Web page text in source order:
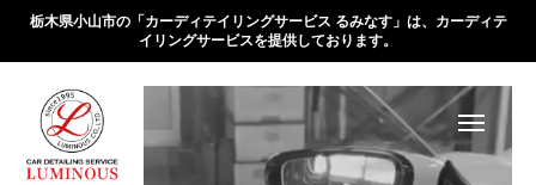
栃木県小山市の「カーディテイリングサービス るみなす」は、カーディテ
イリングサービスを提供しております。
会社概要 業務内容